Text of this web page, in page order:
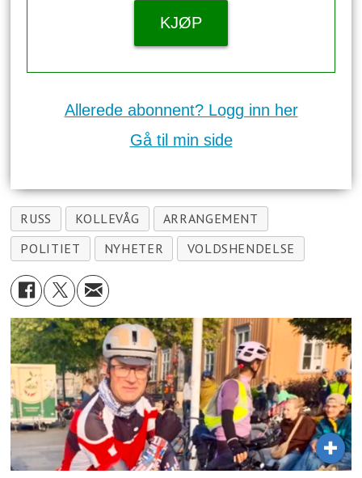
KJØP
Allerede abonnent? Logg inn her
Gå til min side
RUSS KOLLEVÅG
ARRANGEMENT
POLITIET
NYHETER VOLDSHENDELSE